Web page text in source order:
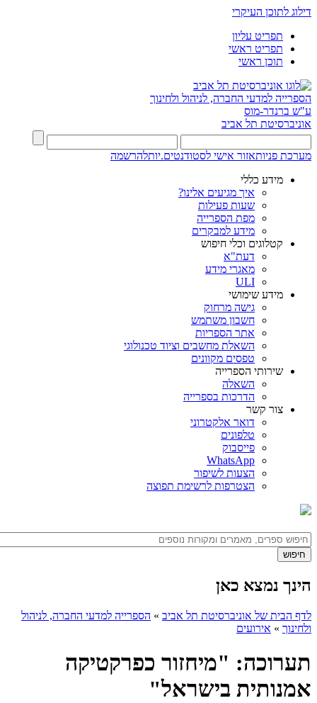
דילוג לתוכן העיקרי
תפריט עליון
תפריט ראשי
תוכן ראשי
הספרייה למדעי החברה, לניהול ולחינוך
ע"ש ברנדר-מוס
אוניברסיטת תל אביב
מערכת פניותאזור אישי לסטודנטים.יותלהרשמה
מידע כללי
איך מגיעים אלינו?
שעות פעילות
מפת הספרייה
מידע למבקרים
קטלוגים וכלי חיפוש
דעת"א
מאגרי מידע
ULI
מידע שימושי
גישה מרחוק
חשבון משתמש
אתר הספריות
השאלת מחשבים וציוד טכנולוגי
טפסים מקוונים
שירותי הספרייה
השאלה
הדרכות בספרייה
צור קשר
דואר אלקטרוני
טלפונים
פייסבוק
WhatsApp
הצעות לשיפור
הצטרפות לרשימת תפוצה
הינך נמצא כאן
לדף הבית של אוניברסיטת תל אביב » הספרייה למדעי החברה, לניהול
ולחינוך » אירועים
תערוכה: "מיחזור כפרקטיקה
אמנותית בישראל"